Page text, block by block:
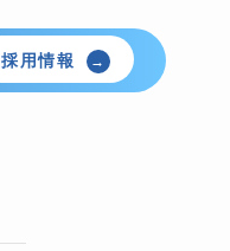
採用情報